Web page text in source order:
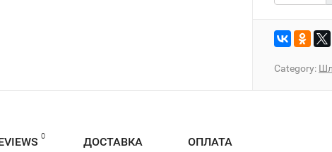
Category:
0 ДОСТАВКА ОПЛАТА